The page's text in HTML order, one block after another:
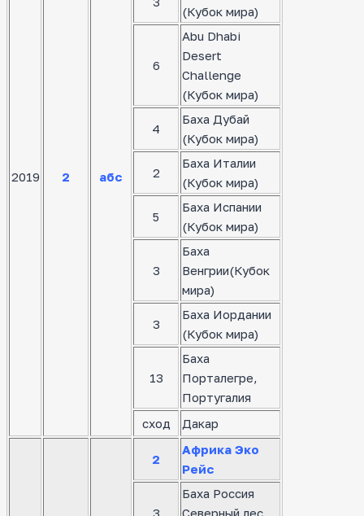
2019 2 абс
(Кубок мира)
6
Abu Dhabi
Desert
Challenge
(Кубок мира)
4
Баха Дубай
(Кубок мира)
2
Баха Италии
(Кубок мира)
5
Баха Испании
(Кубок мира)
3
Баха
Венгрии(Кубок
мира)
3
Баха Иордании
(Кубок мира)
13
Баха
Порталегре,
Португалия
сход
Дакар
2
Африка Эко
Рейс
Баха Россия